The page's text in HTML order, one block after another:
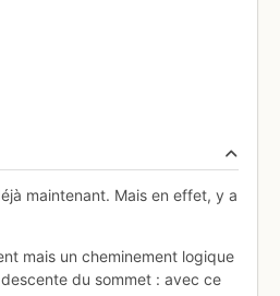
maintenant. Mais en effet, y a
mais un cheminement logique
du sommet : avec ce